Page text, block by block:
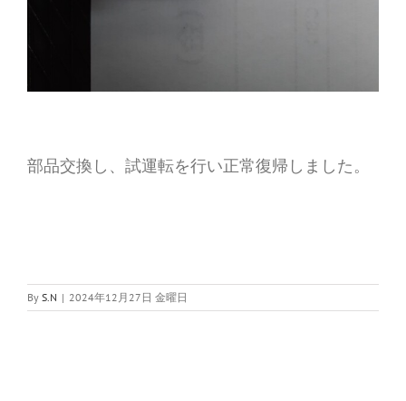
部品交換し、試運転を行い正常復帰しました。
By S.N | 2024年12月27日 金曜日